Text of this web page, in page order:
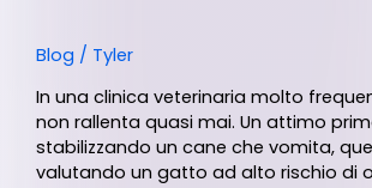
Blog / Tyler
In una clinica veterinaria molto
non rallenta quasi mai. Un attimo
stabilizzando un cane che vomita,
valutando un gatto ad alto rischio di